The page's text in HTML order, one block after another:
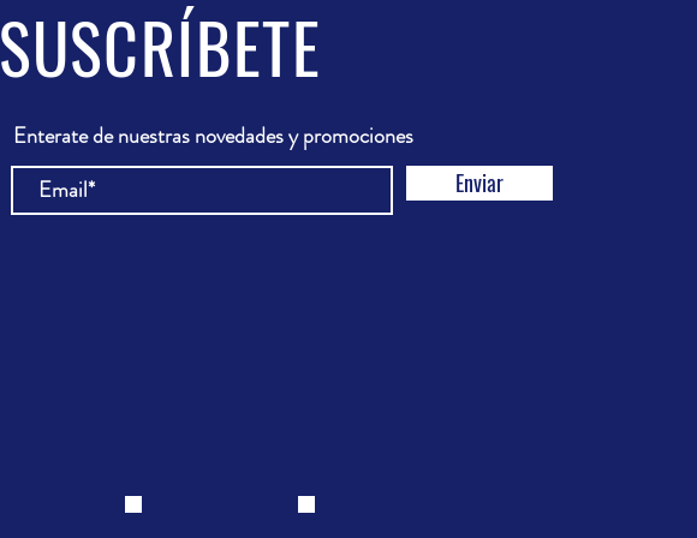
SUSCRÍBETE
Enterate de nuestras novedades y promociones
Enviar